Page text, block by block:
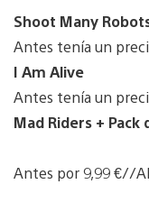
Shoot Many
Antes tenía un
I Am Alive
Antes tenía un
Mad Riders +
Antes por 9,99 €//